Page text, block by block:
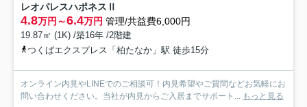
レオパレスハポネスⅡ
4.8万円～6.4万円 管理/共益費6,000円
19.87㎡ (1K) /築16年 /2階建
つくばエクスプレス「柏たなか」駅 徒歩15分
オンライン内見やLINEでのご相談可！内見希望やご質問などお気軽にお
問い合わせください。当社が内見からご入居までサポート... もっと見る